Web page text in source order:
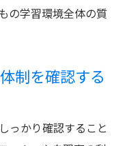
の学習環境全体の質
制を確認する
っかり確認すること